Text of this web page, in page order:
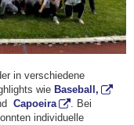
in verschiedene
wie Baseball,
Capoeira
. Bei
individuelle